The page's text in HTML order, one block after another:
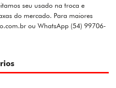
seu usado na troca e
do mercado. Para maiores
ou WhatsApp (54) 99706-